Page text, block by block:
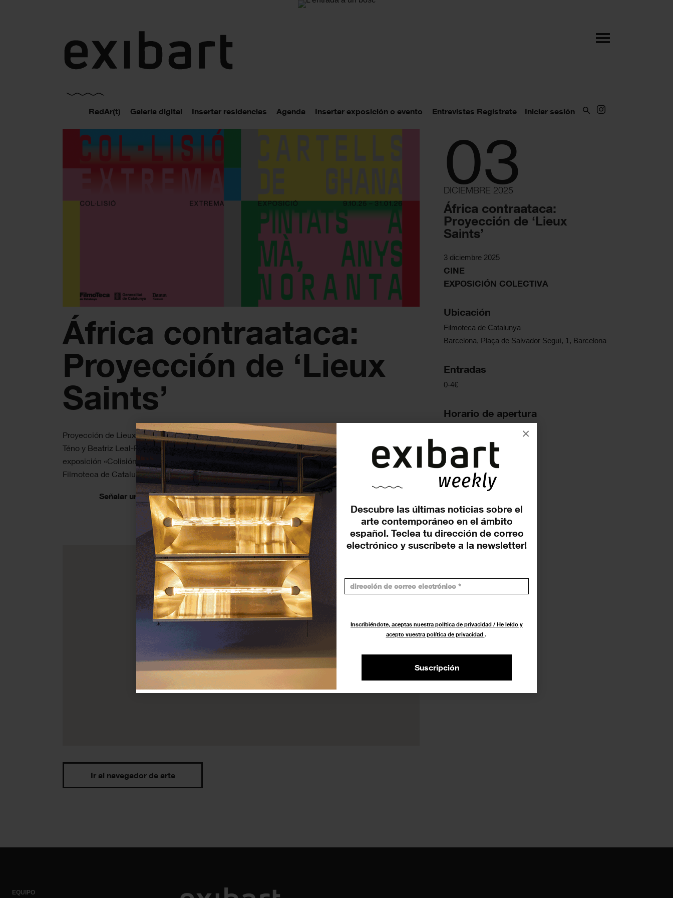
Descubre las últimas noticias sobre el
arte contemporáneo en el ámbito
español. Teclea tu dirección de correo
electrónico y suscríbete a la newsletter!
Inscribiéndote, aceptas nuestra política de privacidad / He leído y
acepto vuestra política de privacidad .
Suscripción
×
RadAr(t) Galería digital Insertar residencias Agenda Insertar exposición o evento Entrevistas Regístrate Iniciar sesión
África contraataca:
Proyección de ‘Lieux
Saints’
Proyección de Lieux Saints (Jean-Marie Téno, 2009, Camerún) + Conversación con Jean-Marie
Téno y Beatriz Leal-Riesco, comisaria. El ciclo de cine «África contraataca» acompaña la
exposición «Colisión extrema», comisariada por Beatriz Leal-Riesco, que se puede visitar en la
Filmoteca de Cataluña.
Señalar un evento
Ir al navegador de arte
03
DICIEMBRE 2025
África contraataca:
Proyección de ‘Lieux
Saints’
3 diciembre 2025
CINE
EXPOSICIÓN COLECTIVA
Ubicación
Filmoteca de Catalunya
Barcelona, Plaça de Salvador Seguí, 1, Barcelona
Entradas
0-4€
Horario de apertura
Enlaces oficiales
EQUIPO